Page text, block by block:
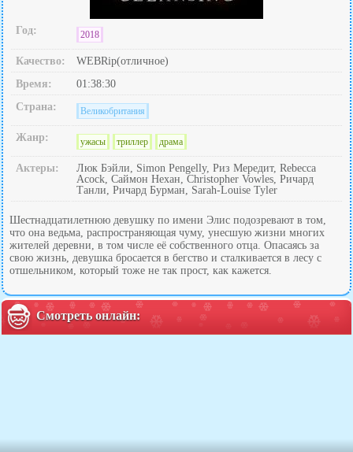
Год: 2018
Качество:
WEBRip(отличное)
Время:
01:38:30
Страна:
Великобритания
Жанр: ужасы триллер драма
Актеры:
Люк Бэйли, Simon Pengelly, Риз Мередит, Rebecca
Acock, Саймон Нехан, Christopher Vowles, Ричард
Танли, Ричард Бурман, Sarah-Louise Tyler
Шестнадцатилетнюю девушку по имени Элис подозревают в том,
что она ведьма, распространяющая чуму, унесшую жизни многих
жителей деревни, в том числе её собственного отца. Опасаясь за
свою жизнь, девушка бросается в бегство и сталкивается в лесу с
отшельником, который тоже не так прост, как кажется.
Смотреть онлайн: